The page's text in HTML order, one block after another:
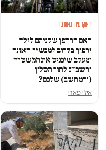
דמוקרטיה במשבר
האם הרחפן שקניתם לילד
יהפוך בקרוב למכשיר האזנה
ומעקב שיכניס את המשטרה
והשב״כ לתוך הסלון
(והמחשב) שלכם?
אילי פארי